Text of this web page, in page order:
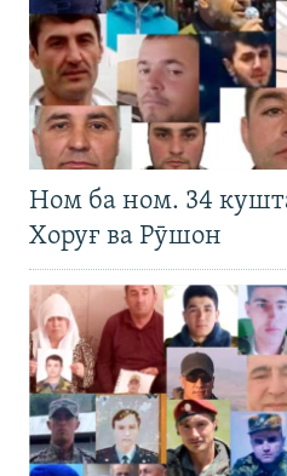
Ном ба ном. 34
Хоруғ ва Рӯшон